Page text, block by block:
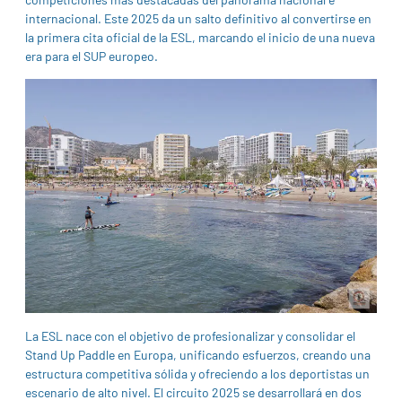
internacional. Este 2025 da un salto definitivo al convertirse en
la primera cita oficial de la ESL, marcando el inicio de una nueva
era para el SUP europeo.
La ESL nace con el objetivo de profesionalizar y consolidar el
Stand Up Paddle en Europa, unificando esfuerzos, creando una
estructura competitiva sólida y ofreciendo a los deportistas un
escenario de alto nivel. El circuito 2025 se desarrollará en dos